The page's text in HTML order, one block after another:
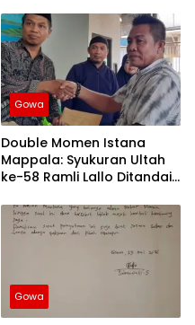
Gowa
Double Momen Istana
Mappala: Syukuran Ultah
ke-58 Ramli Lallo Ditandai
Ibadah
Gowa